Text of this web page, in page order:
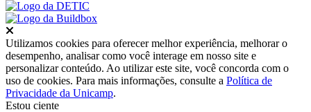
Utilizamos cookies para oferecer melhor experiência, melhorar o
desempenho, analisar como você interage em nosso site e
personalizar conteúdo. Ao utilizar este site, você concorda com o
uso de cookies. Para mais informações, consulte a Política de
Privacidade da Unicamp.
Estou ciente